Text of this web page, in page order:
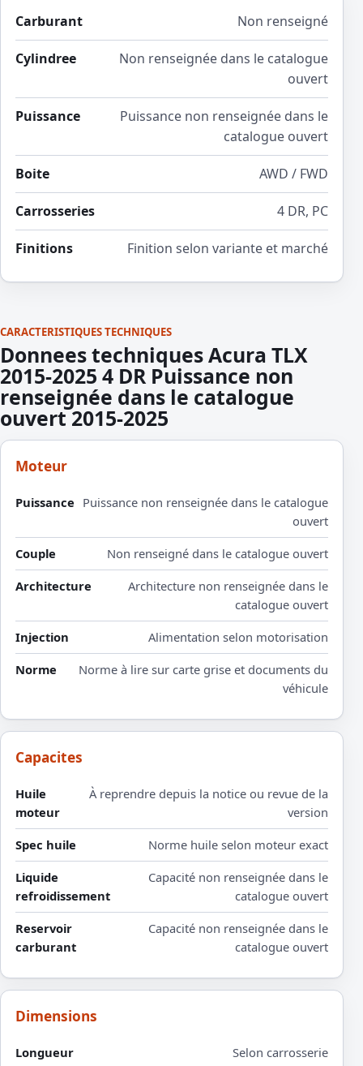
Carburant Non renseigné
Cylindree
Non renseignée dans le catalogue
ouvert
Puissance
Puissance non renseignée dans le
catalogue ouvert
Boite AWD / FWD
Carrosseries 4 DR, PC
Finitions Finition selon variante et marché
CARACTERISTIQUES TECHNIQUES
Donnees techniques Acura TLX
2015-2025 4 DR Puissance non
renseignée dans le catalogue
ouvert 2015-2025
Moteur
Puissance Puissance non renseignée dans le catalogue
ouvert
Couple
Non renseigné dans le catalogue ouvert
Architecture
Architecture non renseignée dans le
catalogue ouvert
Injection
Alimentation selon motorisation
Norme
Norme à lire sur carte grise et documents du
véhicule
Capacites
Huile
moteur
À reprendre depuis la notice ou revue de la
version
Spec huile
Norme huile selon moteur exact
Liquide
refroidissement
Capacité non renseignée dans le
catalogue ouvert
Reservoir
carburant
Capacité non renseignée dans le
catalogue ouvert
Dimensions
Longueur
Selon carrosserie